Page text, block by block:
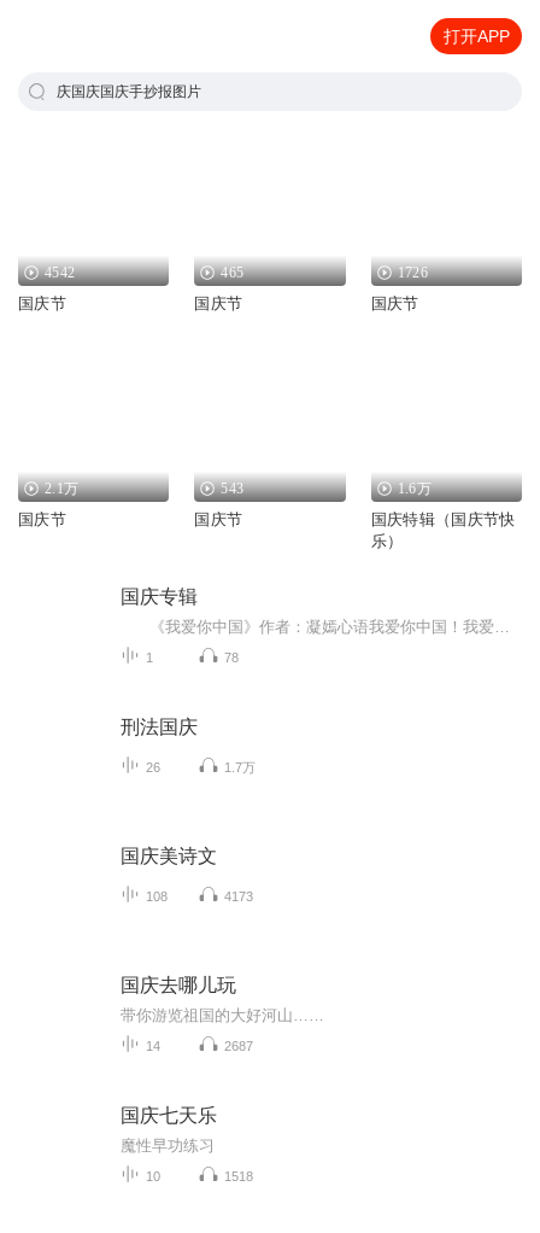
打开APP
庆国庆国庆手抄报图片
4542
国庆节
465
国庆节
1726
国庆节
2.1万
国庆节
543
国庆节
1.6万
国庆特辑（国庆节快
乐）
国庆专辑
1 78
刑法国庆
26 1.7万
国庆美诗文
108 4173
国庆去哪儿玩
带你游览祖国的大好河山……
14 2687
国庆七天乐
魔性早功练习
10 1518